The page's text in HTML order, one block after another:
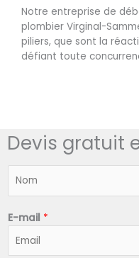
Notre entreprise de
plombier Virginal-
piliers, que sont la
défiant toute
Devis gratuit
*
E-mail *